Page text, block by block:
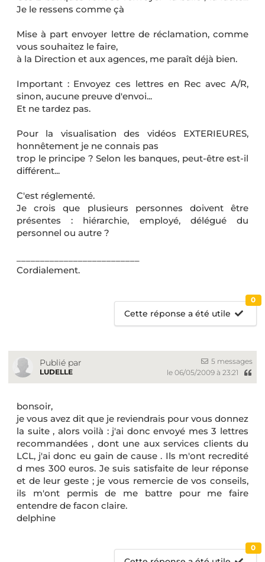
Je le ressens comme çà
Mise à part envoyer lettre de réclamation, comme
vous souhaitez le faire,
à la Direction et aux agences, me paraît déjà bien.
Important : Envoyez ces lettres en Rec avec A/R,
sinon, aucune preuve d'envoi...
Et ne tardez pas.
Pour la visualisation des vidéos EXTERIEURES,
honnêtement je ne connais pas
trop le principe ? Selon les banques, peut-être est-il
différent...
C'est réglementé.
Je crois que plusieurs personnes doivent être
présentes : hiérarchie, employé, délégué du
personnel ou autre ?
Cordialement.
Cette réponse a été utile
0
Publié par
LUDELLE
5 messages
le 06/05/2009 à 23:21
bonsoir,
je vous avez dit que je reviendrais pour vous donnez
la suite , alors voilà : j'ai donc envoyé mes 3 lettres
recommandées , dont une aux services clients du
LCL, j'ai donc eu gain de cause . Ils m'ont recredité
d mes 300 euros. Je suis satisfaite de leur réponse
et de leur geste ; je vous remercie de vos conseils,
ils m'ont permis de me battre pour me faire
entendre de facon claire.
delphine
0